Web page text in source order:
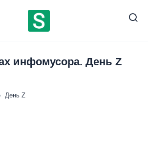
инфомусора. День Z
› День Z